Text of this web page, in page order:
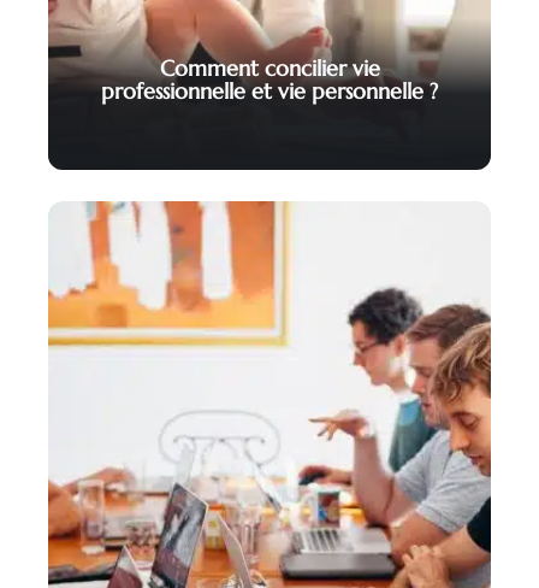
Comment concilier vie
professionnelle et vie personnelle ?